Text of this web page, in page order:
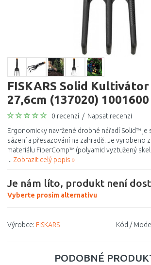
FISKARS Solid Kultivátor
27,6cm (137020) 1001600
0 recenzí / Napsat recenzi
Ergonomicky navržené drobné nářadí Solid™ je
sázení a přesazování na zahradě. Je vyrobeno
materiálu FiberComp™ (polyamid vyztužený
... Zobrazit celý popis »
Je nám líto, produkt není
Vyberte prosím alternativu
Výrobce: FISKARS Kód /
PODOBNÉ